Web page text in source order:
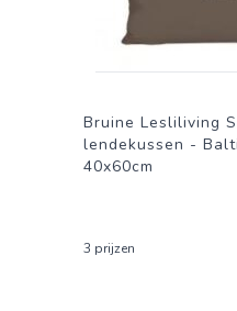
Bruine Lesliliving
lendekussen -
40x60cm
3 prijzen